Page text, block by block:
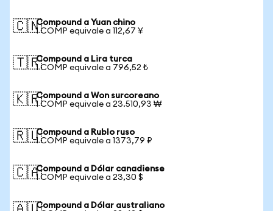
🇨🇳Compound a Yuan chino
1 COMP equivale a 112,67 ¥
🇹🇷Compound a Lira turca
1 COMP equivale a 796,52 ₺
🇰🇷Compound a Won surcoreano
1 COMP equivale a 23.510,93 ₩
🇷🇺Compound a Rublo ruso
1 COMP equivale a 1373,79 ₽
🇨🇦Compound a Dólar canadiense
1 COMP equivale a 23,30 $
Compound a Dólar australiano